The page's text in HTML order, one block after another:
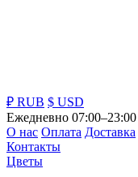
₽ RUB $ USD
Ежедневно 07:00–23:00
О нас Оплата Доставка
Контакты
Цветы